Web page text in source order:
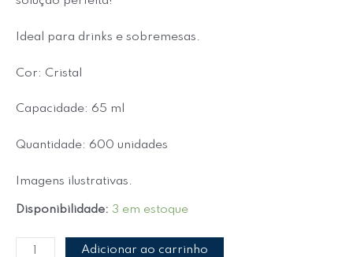
Ideal para drinks e sobremesas.
Cor: Cristal
Capacidade: 65 ml
Quantidade: 600 unidades
Imagens ilustrativas.
Disponibilidade: 3 em estoque
Adicionar ao carrinho